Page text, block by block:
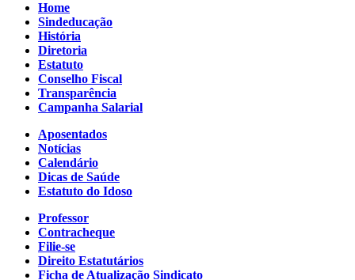
Home
Sindeducação
História
Diretoria
Estatuto
Conselho Fiscal
Transparência
Campanha Salarial
Aposentados
Notícias
Calendário
Dicas de Saúde
Estatuto do Idoso
Professor
Contracheque
Filie-se
Direito Estatutários
Ficha de Atualização Sindicato